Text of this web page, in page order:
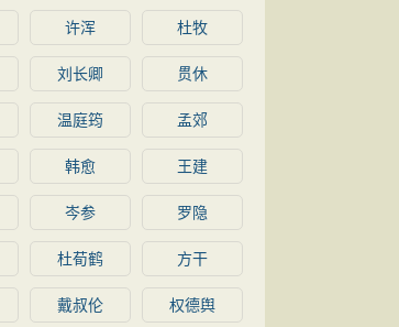
许浑 杜牧
刘长卿 贯休
温庭筠 孟郊
韩愈 王建
岑参 罗隐
杜荀鹤 方干
戴叔伦 权德舆